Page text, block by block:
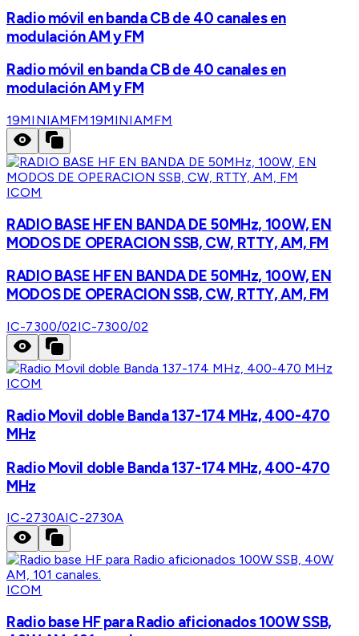
Radio móvil en banda CB de 40 canales en
modulación AM y FM
Radio móvil en banda CB de 40 canales en
modulación AM y FM
19MINIAMFM 19MINIAMFM
ICOM
RADIO BASE HF EN BANDA DE 50MHz, 100W, EN
MODOS DE OPERACION SSB, CW, RTTY, AM, FM
RADIO BASE HF EN BANDA DE 50MHz, 100W, EN
MODOS DE OPERACION SSB, CW, RTTY, AM, FM
IC-7300/02IC-7300/02
ICOM
Radio Movil doble Banda 137-174 MHz, 400-470
MHz
Radio Movil doble Banda 137-174 MHz, 400-470
MHz
IC-2730AIC-2730A
ICOM
Radio base HF para Radio aficionados 100W SSB,